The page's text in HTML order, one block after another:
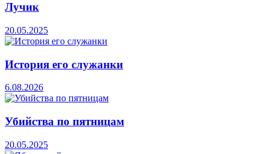
Лучик
20.05.2025
История его служанки
6.08.2026
Убийства по пятницам
20.05.2025